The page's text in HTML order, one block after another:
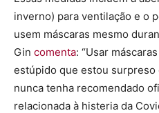
inverno) para ventilação e o
usem máscaras mesmo
Gin comenta: “Usar
estúpido que estou surpreso
nunca tenha recomendado
relacionada à histeria da